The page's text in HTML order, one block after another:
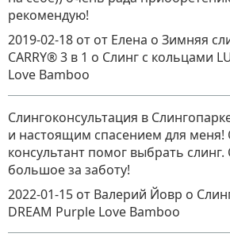
рекомендую!
2019-02-18 от от Елена о Зимняя
CARRY® 3 в 1 о Cлинг с кольцами
Love Bamboo
Слингоконсультация в
и настоящим спасением для меня!
консультант помог выбрать
большое за заботу!
2022-01-15 от Валерий Йовр о
DREAM Purple Love Bamboo